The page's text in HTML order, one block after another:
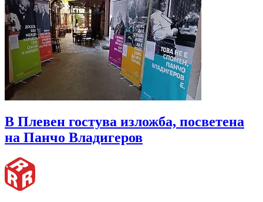
В Плевен гостува изложба, посветена
на Панчо Владигеров